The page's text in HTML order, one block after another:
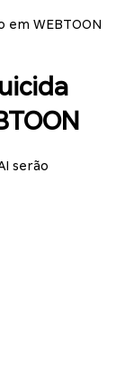
em WEBTOON
serão